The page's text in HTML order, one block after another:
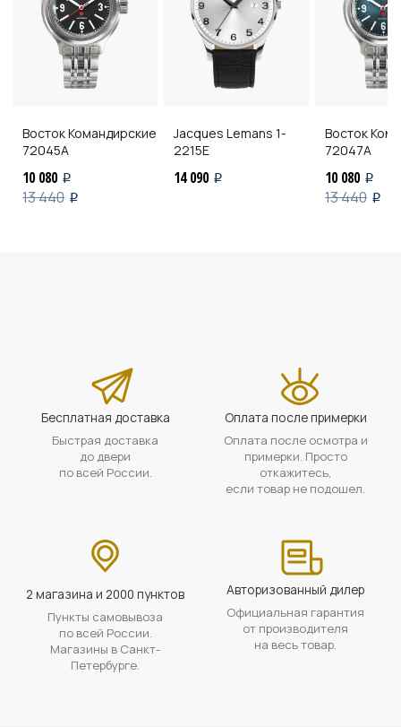
Восток Командирские
72045А
10 080 i
13 440 i
Jacques Lemans 1-
2215E
14 090 i
Восток
72047А
10 080 i
13 440 i
Бесплатная доставка
Быстрая доставка
до двери
по всей России.
Оплата после примерки
Оплата после осмотра и
примерки. Просто
откажитесь,
если товар не подошел.
2 магазина и 2000 пунктов
Пункты самовывоза
по всей России.
Магазины в Санкт-
Петербурге.
Авторизованный дилер
Официальная гарантия
от производителя
на весь товар.